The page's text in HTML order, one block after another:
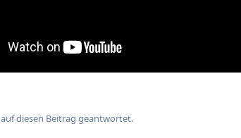
auf diesen Beitrag geantwortet.